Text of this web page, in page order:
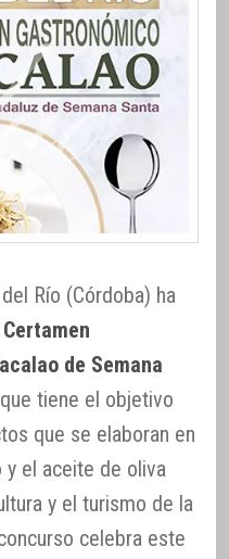
Río (Córdoba) ha
Certamen
de Semana
tiene el objetivo
que se elaboran en
y el aceite de oliva
y el turismo de la
celebra este